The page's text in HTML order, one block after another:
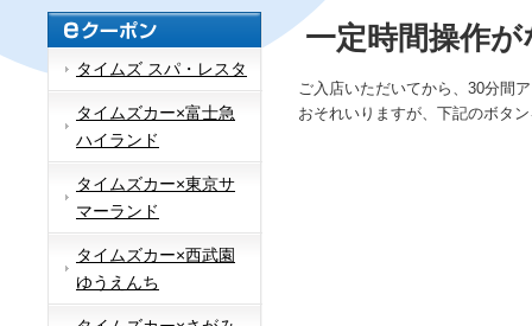
タイムズ スパ・レスタ
タイムズカー×富士急
ハイランド
タイムズカー×東京サ
マーランド
タイムズカー×西武園
ゆうえんち
一定時間操作
ご入店いただいてから、30分間
おそれいりますが、下記のボタ